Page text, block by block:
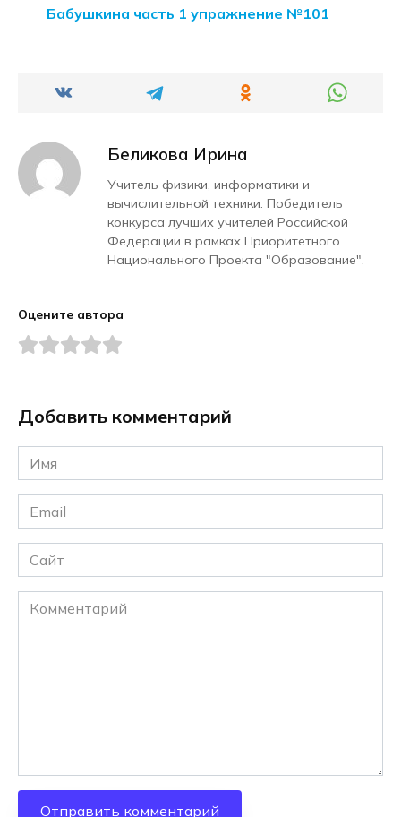
Бабушкина часть 1 упражнение №101
Беликова Ирина
Учитель физики, информатики и
вычислительной техники. Победитель
конкурса лучших учителей Российской
Федерации в рамках Приоритетного
Национального Проекта "Образование".
Оцените автора
Добавить комментарий
Имя
*
Email
*
Сайт
Комментарий